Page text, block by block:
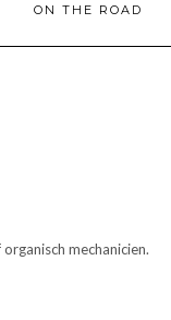
ON THE ROAD
mechanicien.